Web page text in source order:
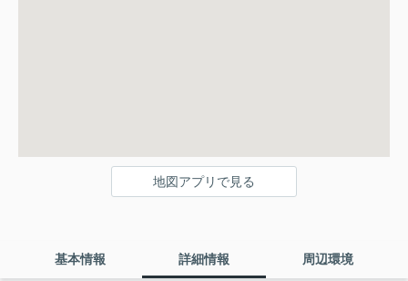
地図アプリで見る
基本情報 詳細情報 周辺環境